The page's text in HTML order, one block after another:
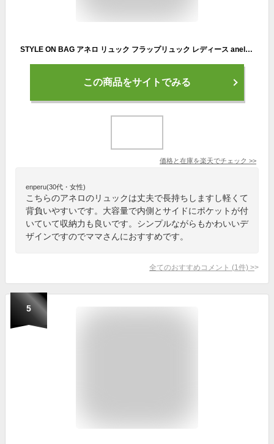
STYLE ON BAG アネロ リュック フラップリュック レディース anello リュック レディース リュックサックシンプル ユニセックス男女兼用大容量 A4収納可 マザーズリュック 通勤 通学 学生 かわいい おしゃれ 軽量 軽い 丈夫 ギフト
この商品をサイトでみる
価格と在庫を楽天でチェック >>
enperu(30代・女性)
こちらのアネロのリュックは丈夫で長持ちしますし軽くて
背負いやすいです。大容量で内側とサイドにポケットが付
いていて収納力も良いです。シンプルながらもかわいいデ
ザインですのでママさんにおすすめです。
全てのおすすめコメント (1 件) >
5